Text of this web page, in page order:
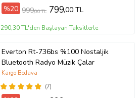
%20 999,00 TL 799,00 TL
290,30 TL'den Başlayan Taksitlerle
Everton Rt-736bs %100 Nostaljik
Bluetooth Radyo Müzik Çalar
(7)
Kargo Bedava